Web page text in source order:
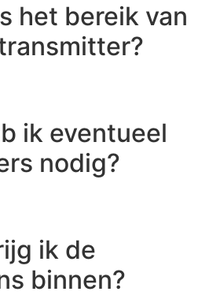
het bereik van
ik eventueel
nodig?
ik de
binnen?